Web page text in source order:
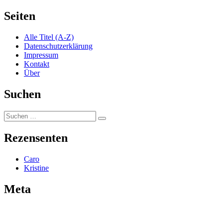
Seiten
Alle Titel (A-Z)
Datenschutzerklärung
Impressum
Kontakt
Über
Suchen
Suchen
nach:
Suchen
Rezensenten
Caro
Kristine
Meta